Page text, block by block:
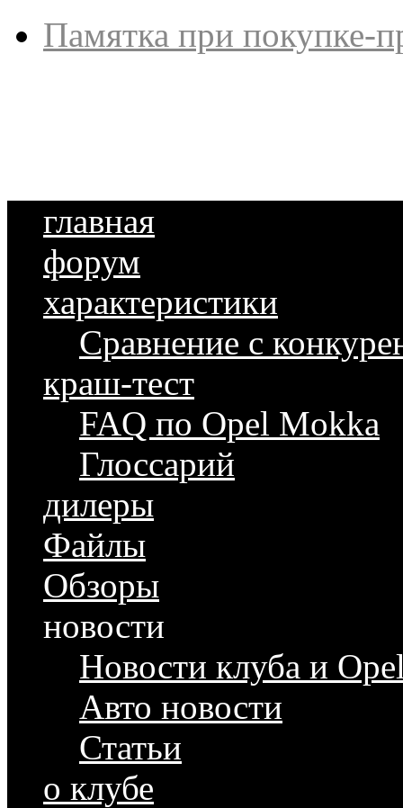
Памятка при покупке-
главная
форум
характеристики
Сравнение с
краш-тест
FAQ по Opel Mokka
Глоссарий
дилеры
Файлы
Обзоры
новости
Новости клуба и
Авто новости
Статьи
о клубе